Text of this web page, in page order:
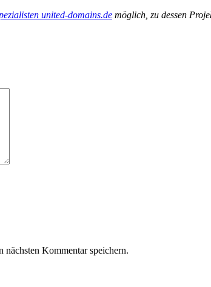
united-domains.de möglich, zu dessen
Kommentar speichern.